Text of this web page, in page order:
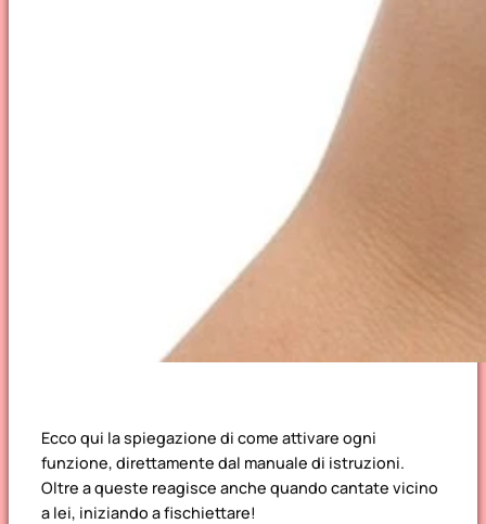
Ecco qui la spiegazione di come attivare ogni
funzione, direttamente dal manuale di istruzioni.
Oltre a queste reagisce anche quando cantate vicino
a lei, iniziando a fischiettare!